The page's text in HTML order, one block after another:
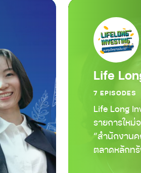
Life
7 EPISODES
Life Long
รายการใหม่
“สำนักงาน
ตลาดหลักท